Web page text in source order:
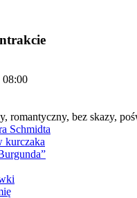
08:00
romantyczny, bez skazy,
Schmidta
kurczaka